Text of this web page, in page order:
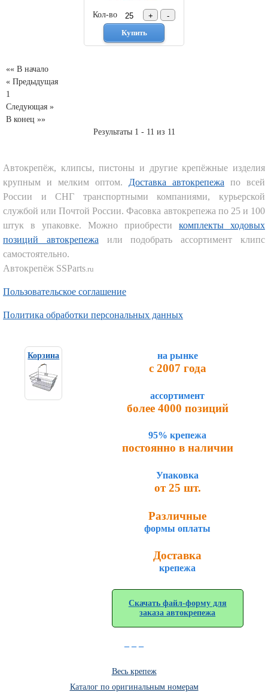
Кол-во
«« В начало
« Предыдущая
1
Следующая »
В конец »»
Результаты 1 - 11 из 11
Автокрепёж, клипсы, пистоны и другие крепёжные изделия
крупным и мелким оптом. Доставка автокрепежа по всей
России и СНГ транспортными компаниями, курьерской
службой или Почтой России. Фасовка автокрепежа по 25 и 100
штук в упаковке. Можно приобрести комплекты ходовых
позиций автокрепежа или подобрать ассортимент клипс
самостоятельно.
Автокрепёж SSParts .ru
Пользовательское соглашение
Политика обработки персональных данных
Корзина на рынке
с 2007 года
ассортимент
более 4000 позиций
95% крепежа
постоянно в наличии
Упаковка
от 25 шт.
Различные
формы оплаты
Доставка
крепежа
Скачать файл-форму для
заказа автокрепежа
Весь крепеж
Каталог по оригинальным номерам